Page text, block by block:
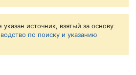
источник, взятый за основу
по поиску и указанию